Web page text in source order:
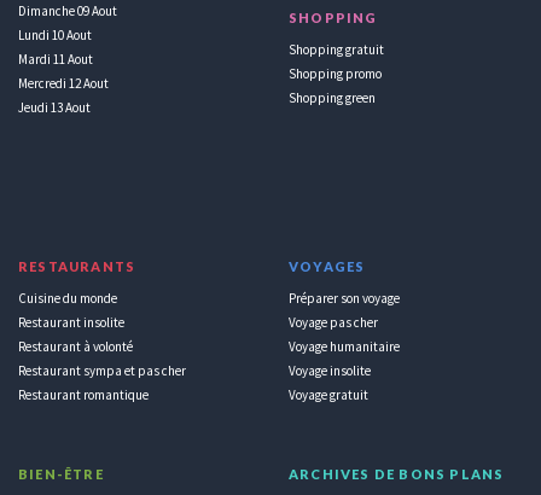
Dimanche 09 Aout
Lundi 10 Aout
Mardi 11 Aout
Mercredi 12 Aout
Jeudi 13 Aout
SHOPPING
Shopping gratuit
Shopping promo
Shopping green
RESTAURANTS
Cuisine du monde
Restaurant insolite
Restaurant à volonté
Restaurant sympa et pas cher
Restaurant romantique
BIEN-ÊTRE
VOYAGES
Préparer son voyage
Voyage pas cher
Voyage humanitaire
Voyage insolite
Voyage gratuit
ARCHIVES DE BONS PLANS